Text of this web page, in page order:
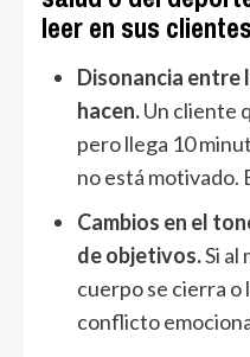
leer en sus
Disonancia entre
hacen.Un cliente
pero llega 10
no está motivado.
Cambios en el
de objetivos.Si al
cuerpo se cierra o
conflicto